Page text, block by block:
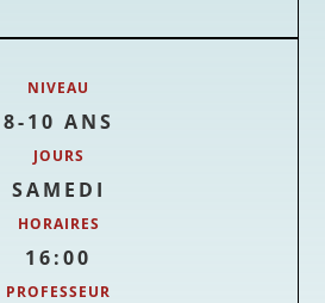
NIVEAU
8-10 ANS
JOURS
SAMEDI
HORAIRES
16:00
PROFESSEUR